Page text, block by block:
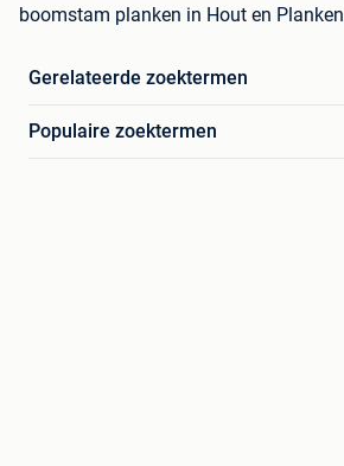
boomstam planken in Hout en Planken
Gerelateerde zoektermen
Populaire zoektermen